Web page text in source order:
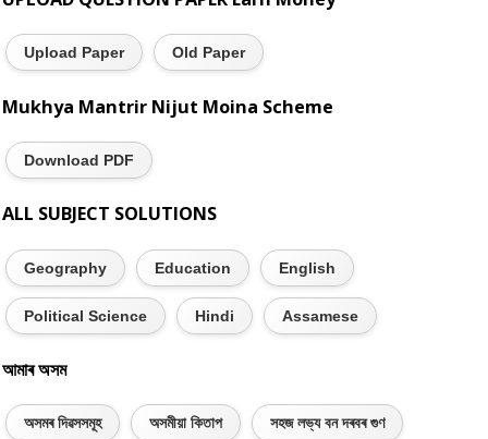
Upload Paper Old Paper
Mukhya Mantrir Nijut Moina Scheme
Download PDF
ALL SUBJECT SOLUTIONS
Geography Education English
Political Science Hindi Assamese
আমাৰ অসম
অসমৰ দিৱসসমূহ অসমীয়া কিতাপ সহজ লভ্য বন দৰবৰ গুণ